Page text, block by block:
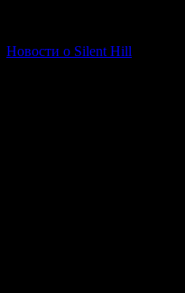
Новости о Silent Hill